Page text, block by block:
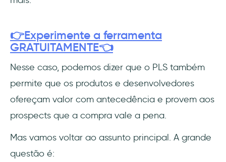
👉Experimente a ferramenta
GRATUITAMENTE👈
Nesse caso, podemos dizer que o PLS também
permite que os produtos e desenvolvedores
ofereçam valor com antecedência e provem aos
prospects que a compra vale a pena.
Mas vamos voltar ao assunto principal. A grande
questão é: